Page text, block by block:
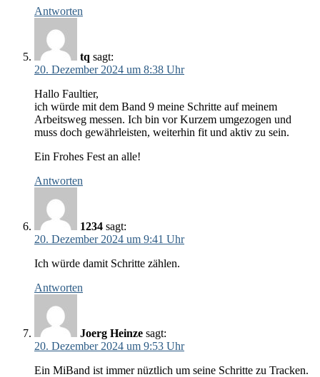
Antworten
tq sagt:
20. Dezember 2024 um 8:38 Uhr
Hallo Faultier,
ich würde mit dem Band 9 meine Schritte auf meinem
Arbeitsweg messen. Ich bin vor Kurzem umgezogen und
muss doch gewährleisten, weiterhin fit und aktiv zu sein.
Ein Frohes Fest an alle!
Antworten
1234 sagt:
20. Dezember 2024 um 9:41 Uhr
Ich würde damit Schritte zählen.
Antworten
Joerg Heinze sagt:
20. Dezember 2024 um 9:53 Uhr
Ein MiBand ist immer nüztlich um seine Schritte zu Tracken.